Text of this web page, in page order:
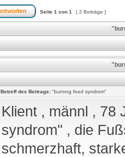
Seite 1 von 1 [ 2 Beiträge ]
Betreff des Beitrags: "burning feed syndrom"
Klient , männl , 78
syndrom" , die
schmerzhaft,